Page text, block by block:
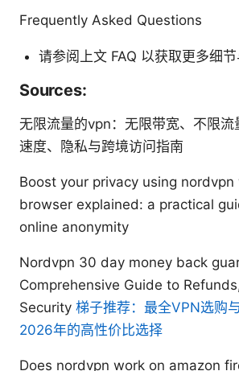
Frequently Asked Questions
请参阅上文 FAQ 以获取更多细节
Sources:
无限流量的vpn：无限带宽、不限流
速度、隐私与跨境访问指南
Boost your privacy using
browser explained: a practical
online anonymity
Nordvpn 30 day money back
Comprehensive Guide to
Security 梯子推荐：最全VPN选购
2026年的高性价比选择
Does nordvpn work on amazon